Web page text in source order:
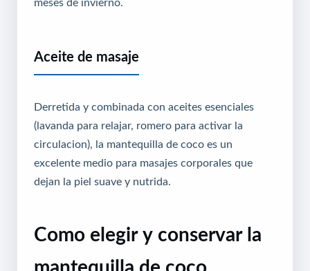
meses de invierno.
Aceite de masaje
Derretida y combinada con aceites esenciales
(lavanda para relajar, romero para activar la
circulacion), la mantequilla de coco es un
excelente medio para masajes corporales que
dejan la piel suave y nutrida.
Como elegir y conservar la
mantequilla de coco